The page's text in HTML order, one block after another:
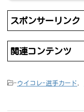
スポンサーリンク
関連コンテンツ
-ウイコレ-選手カード,